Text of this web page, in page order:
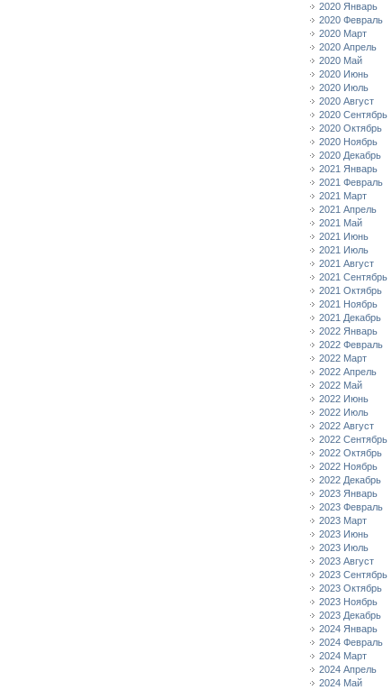
2020 Январь
2020 Февраль
2020 Март
2020 Апрель
2020 Май
2020 Июнь
2020 Июль
2020 Август
2020 Сентябрь
2020 Октябрь
2020 Ноябрь
2020 Декабрь
2021 Январь
2021 Февраль
2021 Март
2021 Апрель
2021 Май
2021 Июнь
2021 Июль
2021 Август
2021 Сентябрь
2021 Октябрь
2021 Ноябрь
2021 Декабрь
2022 Январь
2022 Февраль
2022 Март
2022 Апрель
2022 Май
2022 Июнь
2022 Июль
2022 Август
2022 Сентябрь
2022 Октябрь
2022 Ноябрь
2022 Декабрь
2023 Январь
2023 Февраль
2023 Март
2023 Июнь
2023 Июль
2023 Август
2023 Сентябрь
2023 Октябрь
2023 Ноябрь
2023 Декабрь
2024 Январь
2024 Февраль
2024 Март
2024 Апрель
2024 Май